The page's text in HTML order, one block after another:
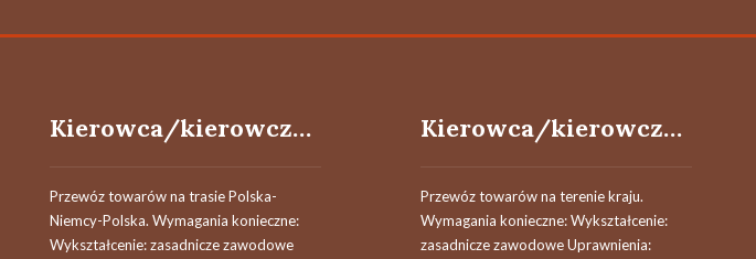
Kierowca/kierowczyni samochodu ciężarowego c+e
Przewóz towarów na trasie Polska-
Niemcy-Polska. Wymagania konieczne:
Wykształcenie: zasadnicze zawodowe
Kierowca/kierowczyni samochodu ciężarowego c+e
Przewóz towarów na terenie kraju.
Wymagania konieczne: Wykształcenie:
zasadnicze zawodowe Uprawnienia: